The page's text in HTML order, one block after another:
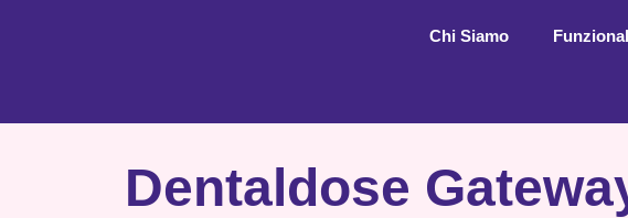
Chi Siamo
Dentaldose